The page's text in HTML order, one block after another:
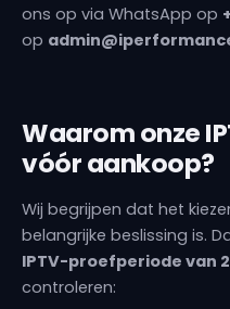
ons op via WhatsApp op
op
Waarom onze
vóór aankoop?
Wij begrijpen dat het
belangrijke beslissing is.
IPTV-proefperiode van
controleren: